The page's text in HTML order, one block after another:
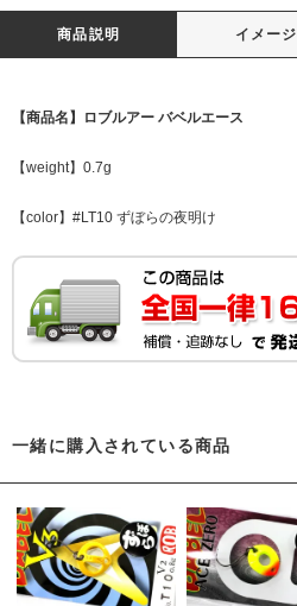
商品説明 イメージ
【商品名】ロブルアー バベルエース
【weight】0.7g
【color】#LT10 ずぼらの夜明け
一緒に購入されている商品